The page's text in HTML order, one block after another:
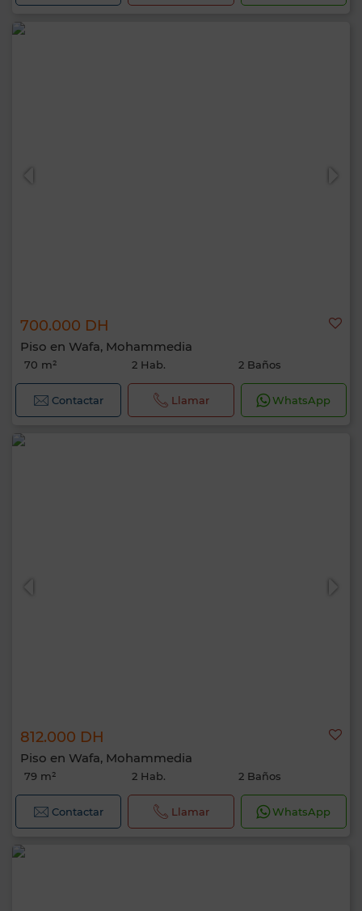
700.000 DH
Piso en Wafa, Mohammedia
70 m² 2 Hab. 2 Baños
Contactar Llamar WhatsApp
812.000 DH
Piso en Wafa, Mohammedia
79 m² 2 Hab. 2 Baños
Contactar Llamar WhatsApp